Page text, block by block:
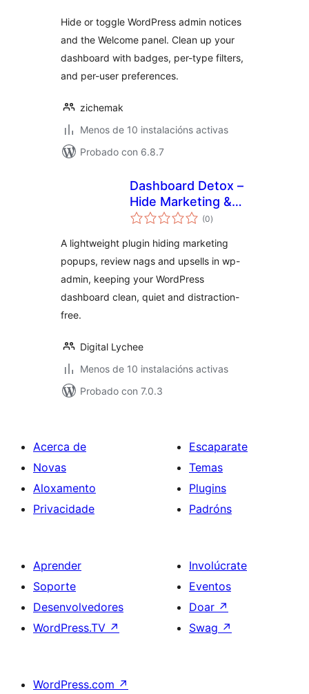
Hide or toggle WordPress admin notices
and the Welcome panel. Clean up your
dashboard with badges, per-type filters,
and per-user preferences.
zichemak
Menos de 10 instalacións activas
Probado con 6.8.7
Dashboard Detox –
Hide Marketing &
Review Popups
(0valoracións
totais
)
A lightweight plugin hiding marketing
popups, review nags and upsells in wp-
admin, keeping your WordPress
dashboard clean, quiet and distraction-
free.
Digital Lychee
Menos de 10 instalacións activas
Probado con 7.0.3
Acerca de
Novas
Aloxamento
Privacidade
Escaparate
Temas
Plugins
Padróns
Aprender
Soporte
Desenvolvedores
WordPress.TV ↗
Involúcrate
Eventos
Doar ↗
Swag ↗
WordPress.com ↗